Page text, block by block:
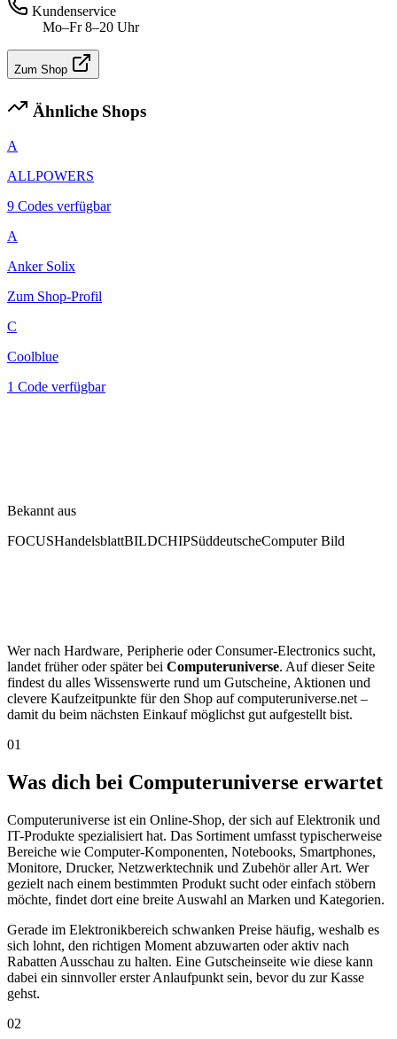
Kundenservice
Mo–Fr 8–20 Uhr
Zum Shop
Ähnliche Shops
A
ALLPOWERS
9 Codes verfügbar
A
Anker Solix
Zum Shop-Profil
C
Coolblue
1 Code verfügbar
Bekannt aus
FOCUSHandelsblattBILDCHIPSüddeutscheComputer Bild
Wer nach Hardware, Peripherie oder Consumer-Electronics sucht,
landet früher oder später bei Computeruniverse. Auf dieser Seite
findest du alles Wissenswerte rund um Gutscheine, Aktionen und
clevere Kaufzeitpunkte für den Shop auf computeruniverse.net –
damit du beim nächsten Einkauf möglichst gut aufgestellt bist.
01
Was dich bei Computeruniverse erwartet
Computeruniverse ist ein Online-Shop, der sich auf Elektronik und
IT-Produkte spezialisiert hat. Das Sortiment umfasst typischerweise
Bereiche wie Computer-Komponenten, Notebooks, Smartphones,
Monitore, Drucker, Netzwerktechnik und Zubehör aller Art. Wer
gezielt nach einem bestimmten Produkt sucht oder einfach stöbern
möchte, findet dort eine breite Auswahl an Marken und Kategorien.
Gerade im Elektronikbereich schwanken Preise häufig, weshalb es
sich lohnt, den richtigen Moment abzuwarten oder aktiv nach
Rabatten Ausschau zu halten. Eine Gutscheinseite wie diese kann
dabei ein sinnvoller erster Anlaufpunkt sein, bevor du zur Kasse
gehst.
02